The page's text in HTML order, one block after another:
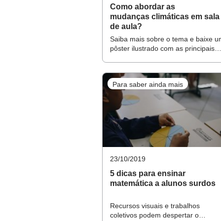
Ler junto com os alunos uma
pontos-chaves do livro, como
compreensão geral da obra, de
turma.
Incentive as leituras em voz
Estudantes mais velhos podem
gravação das próprias vozes.
interpretação e o entendimento
Trabalhe com as releituras
Traga para a sala de aula
que foi criado a partir de um
Como abordar as
mudanças climáticas em sala
de aula?
Saiba mais sobre o tema e baixe
pôster ilustrado com as principais
Para saber ainda mais
23/10/2019
5 dicas para ensinar
matemática a alunos surdos
Recursos visuais e trabalhos
coletivos podem despertar o